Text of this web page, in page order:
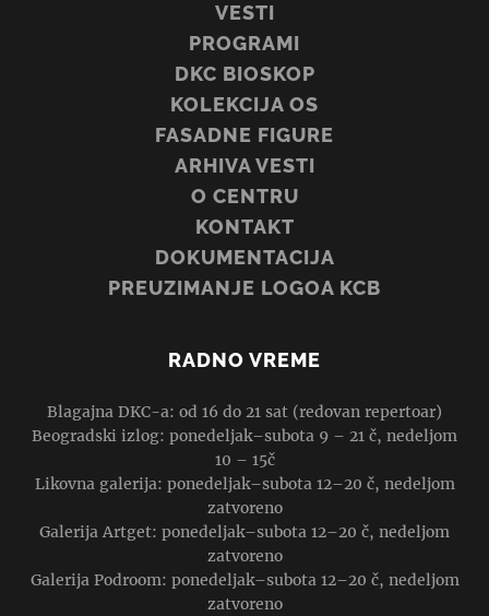
VESTI
PROGRAMI
DKC BIOSKOP
KOLEKCIJA OS
FASADNE FIGURE
ARHIVA VESTI
O CENTRU
KONTAKT
DOKUMENTACIJA
PREUZIMANJE LOGOA KCB
RADNO VREME
Blagajna DKC-a: od 16 do 21 sat (redovan repertoar)
Beogradski izlog: ponedeljak–subota 9 – 21 č, nedeljom
10 – 15č
Likovna galerija: ponedeljak–subota 12–20 č, nedeljom
zatvoreno
Galerija Artget: ponedeljak–subota 12–20 č, nedeljom
zatvoreno
Galerija Podroom: ponedeljak–subota 12–20 č, nedeljom
zatvoreno